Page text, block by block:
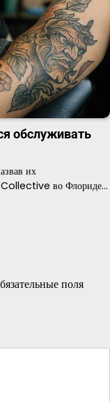
обслуживать
их
Collective во Флориде…
поля